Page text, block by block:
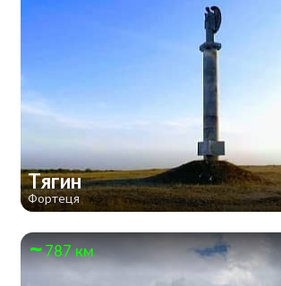
Тягин
Фортеця
787 км